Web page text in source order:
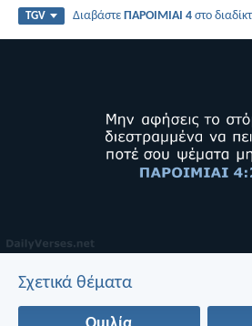
TGV ΔιαβάστεΠΑΡΟΙΜΙΑΙ 4 στο
Σχετικά θέματα